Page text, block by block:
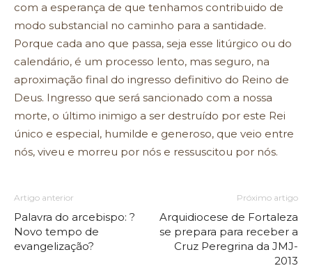
com a esperança de que tenhamos contribuido de
modo substancial no caminho para a santidade.
Porque cada ano que passa, seja esse litúrgico ou do
calendário, é um processo lento, mas seguro, na
aproximação final do ingresso definitivo do Reino de
Deus. Ingresso que será sancionado com a nossa
morte, o último inimigo a ser destruído por este Rei
único e especial, humilde e generoso, que veio entre
nós, viveu e morreu por nós e ressuscitou por nós.
Artigo anterior
Palavra do arcebispo: ?
Novo tempo de
evangelização?
Próximo artigo
Arquidiocese de Fortaleza
se prepara para receber a
Cruz Peregrina da JMJ-
2013